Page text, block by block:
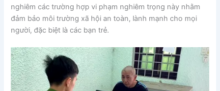
nghiêm các trường hợp vi phạm nghiêm trọng này nhằm
đảm bảo môi trường xã hội an toàn, lành mạnh cho mọi
người, đặc biệt là các bạn trẻ.